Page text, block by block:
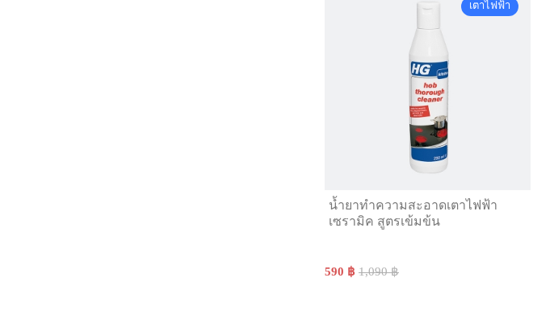
เตาไฟฟ้า
น้ำยาทำความสะอาดเตาไฟฟ้า
เซรามิค สูตรเข้มข้น
590 ฿ 1,090 ฿